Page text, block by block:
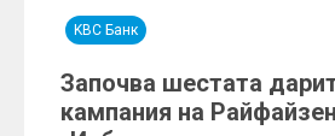
KBC Банк
Започва шестата
кампания на